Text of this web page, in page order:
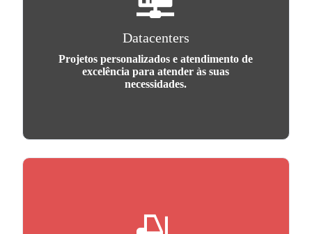
Datacenters
Projetos personalizados e atendimento de
excelência para atender às suas
necessidades.